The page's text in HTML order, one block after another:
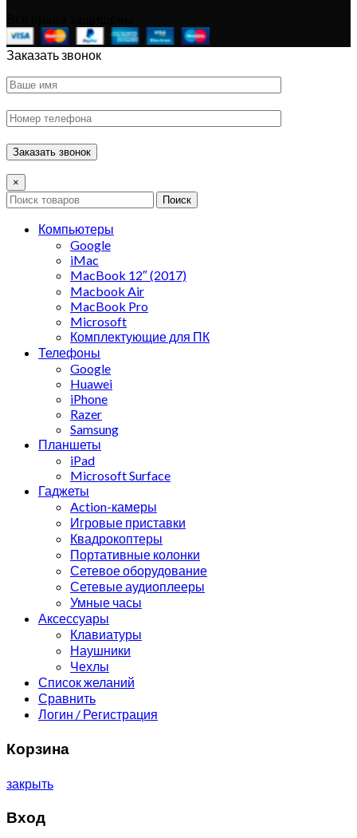
Заказать звонок
×
Поиск
Компьютеры
Google
iMac
MacBook 12″ (2017)
Macbook Air
MacBook Pro
Microsoft
Комплектующие для ПК
Телефоны
Google
Huawei
iPhone
Razer
Samsung
Планшеты
iPad
Microsoft Surface
Гаджеты
Action-камеры
Игровые приставки
Квадрокоптеры
Портативные колонки
Сетевое оборудование
Сетевые аудиоплееры
Умные часы
Аксессуары
Клавиатуры
Наушники
Чехлы
Список желаний
Сравнить
Логин / Регистрация
Корзина
закрыть
Вход